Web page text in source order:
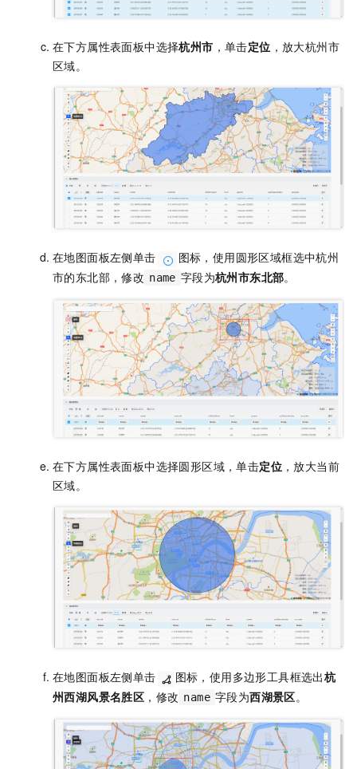
在下方属性表面板中选择杭州市 ，单击定位 ，放大杭州市
区域。
在地图面板左侧单击
图标，使用圆形区域框选中杭州
市的东北部，修改 name 字段为杭州市东北部。
在下方属性表面板中选择圆形区域 ，单击定位 ，放大当前
区域。
在地图面板左侧单击 图标，使用多边形工具框选出杭
州西湖风景名胜区 ，修改 name 字段为西湖景区。